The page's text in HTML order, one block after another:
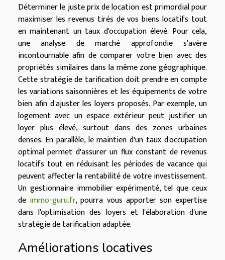
Déterminer le juste prix de location est primordial pour
maximiser les revenus tirés de vos biens locatifs tout
en maintenant un taux d'occupation élevé. Pour cela,
une analyse de marché approfondie s'avère
incontournable afin de comparer votre bien avec des
propriétés similaires dans la même zone géographique.
Cette stratégie de tarification doit prendre en compte
les variations saisonnières et les équipements de votre
bien afin d'ajuster les loyers proposés. Par exemple, un
logement avec un espace extérieur peut justifier un
loyer plus élevé, surtout dans des zones urbaines
denses. En parallèle, le maintien d'un taux d'occupation
optimal permet d'assurer un flux constant de revenus
locatifs tout en réduisant les périodes de vacance qui
peuvent affecter la rentabilité de votre investissement.
Un gestionnaire immobilier expérimenté, tel que ceux
de immo-guru.fr, pourra vous apporter son expertise
dans l'optimisation des loyers et l'élaboration d'une
stratégie de tarification adaptée.
Améliorations locatives